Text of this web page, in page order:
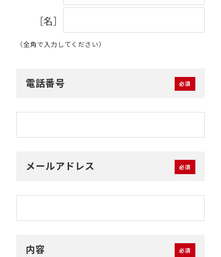
［名］
（全角で入力してください）
電話番号
メールアドレス
内容